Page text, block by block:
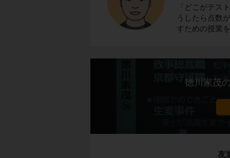
「どこがテス
うしたら点数
すための授業
徳川家茂
友